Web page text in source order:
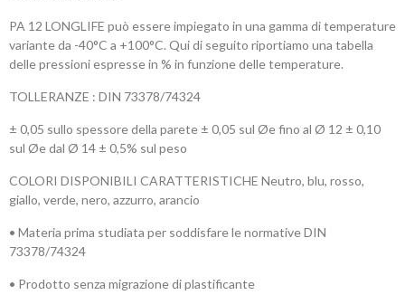
PA 12 LONGLIFE può essere impiegato in una gamma di temperature
variante da -40°C a +100°C. Qui di seguito riportiamo una tabella
delle pressioni espresse in % in funzione delle temperature.
TOLLERANZE : DIN 73378/74324
± 0,05 sullo spessore della parete ± 0,05 sul Øe fino al Ø 12 ± 0,10
sul Øe dal Ø 14 ± 0,5% sul peso
COLORI DISPONIBILI CARATTERISTICHE Neutro, blu, rosso,
giallo, verde, nero, azzurro, arancio
• Materia prima studiata per soddisfare le normative DIN
73378/74324
• Prodotto senza migrazione di plastificante